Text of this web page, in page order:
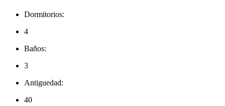
Dormitorios:
4
Baños:
3
Antiguedad:
40